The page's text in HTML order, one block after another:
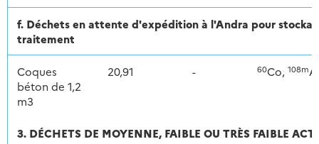
f. Déchets en attente d'expédition à l'Andra pour
traitement
Coques
béton de 1,2
m3
20,91 - 60Co, 108m
3. DÉCHETS DE MOYENNE, FAIBLE OU TRÈS FAIBLE